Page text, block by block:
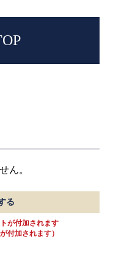
ん。
る
が付加されます
付加されます）